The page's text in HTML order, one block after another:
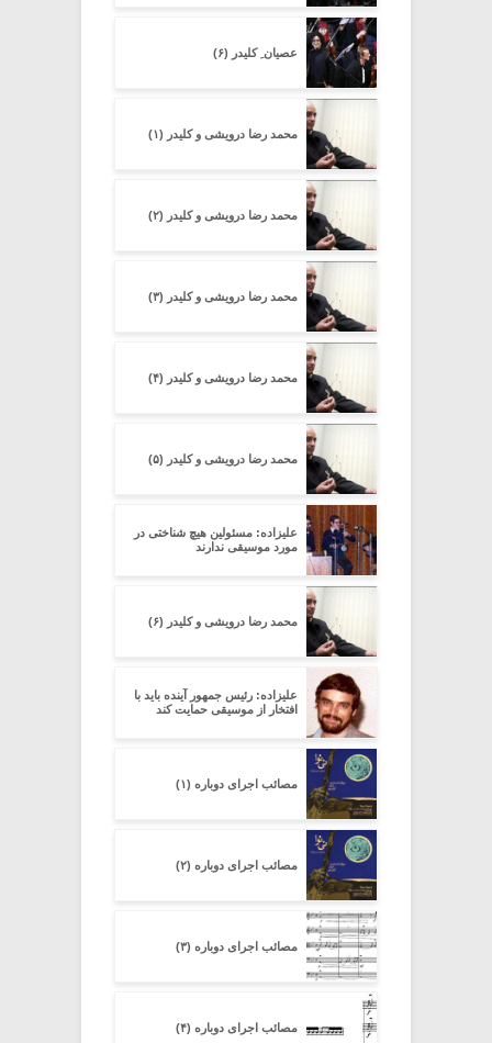
عصیان ِ کلیدر (۶)
محمد رضا درویشی و کلیدر (۱)
محمد رضا درویشی و کلیدر (۲)
محمد رضا درویشی و کلیدر (۳)
محمد رضا درویشی و کلیدر (۴)
محمد رضا درویشی و کلیدر (۵)
علیزاده: مسئولین هیچ شناختی در
مورد موسیقی ندارند
محمد رضا درویشی و کلیدر (۶)
علیزاده: رئیس جمهور آینده باید با
افتخار از موسیقی حمایت کند
مصائب اجرای دوباره (۱)
مصائب اجرای دوباره (۲)
مصائب اجرای دوباره (۳)
مصائب اجرای دوباره (۴)